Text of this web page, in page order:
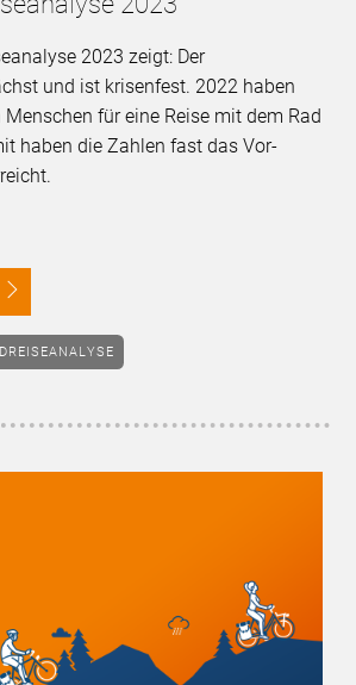
2023 zeigt: Der
und ist krisenfest. 2022 haben
für eine Reise mit dem Rad
haben die Zahlen fast das Vor-